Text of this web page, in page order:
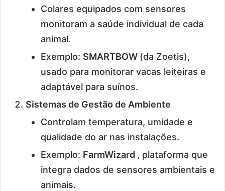
Colares equipados com sensores
monitoram a saúde individual de cada
animal.
Exemplo: SMARTBOW (da Zoetis),
usado para monitorar vacas leiteiras e
adaptável para suínos.
Sistemas de Gestão de Ambiente
Controlam temperatura, umidade e
qualidade do ar nas instalações.
Exemplo: FarmWizard , plataforma que
integra dados de sensores ambientais e
animais.